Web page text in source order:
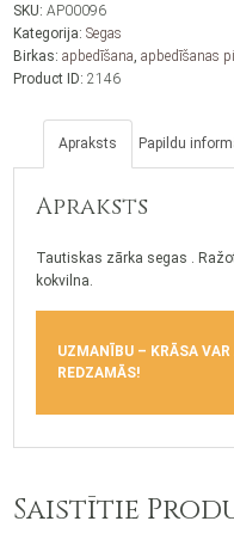
SKU:AP00096
Kategorija:Segas
Birkas:apbedīšana ,apbedīšanas
Product ID:2146
Apraksts Papildu
Apraksts
Tautiskas zārka segas .
kokvilna.
UZMANĪBU – KRĀSA
REDZAMĀS!
Saistītie